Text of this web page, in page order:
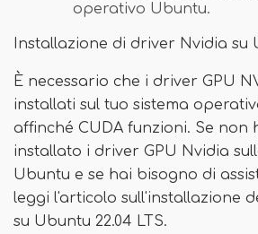
operativo Ubuntu.
Installazione di driver Nvidia su
È necessario che i driver GPU
installati sul tuo sistema
affinché CUDA funzioni. Se non
installato i driver GPU Nvidia
Ubuntu e se hai bisogno di
leggi l'articolo sull'installazione
su Ubuntu 22.04 LTS.